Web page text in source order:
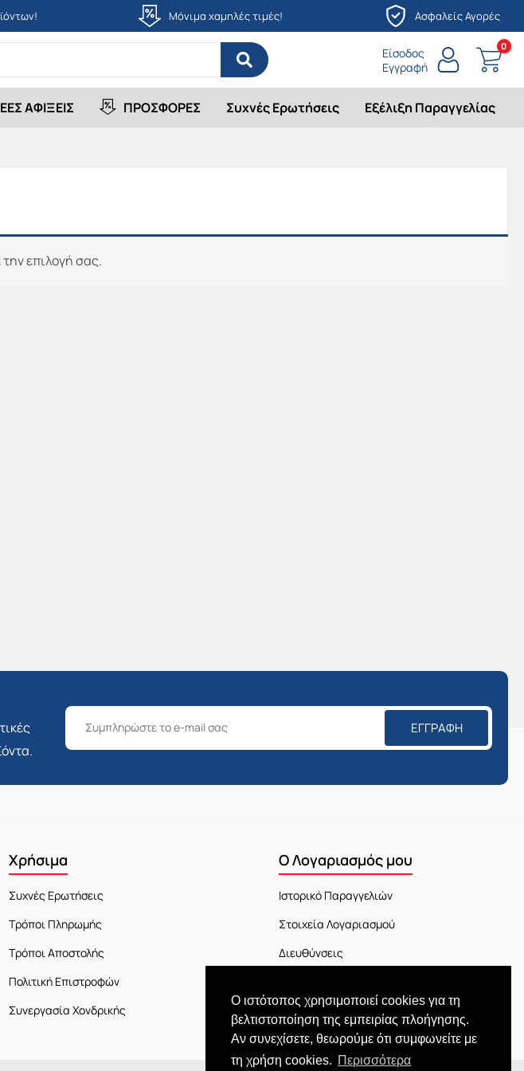
Ο ιστότοπος χρησιμοποιεί cookies για τη
βελτιστοποίηση της εμπειρίας πλοήγησης.
Αν συνεχίσετε, θεωρούμε ότι συμφωνείτε με
τη χρήση cookies. Περισσότερα
Μόνιμα χαμηλές τιμές! Ασφαλείς Αγορές
Είσοδος
Εγγραφή
ΑΦΙΞΕΙΣ ΠΡΟΣΦΟΡΕΣ Συχνές Ερωτήσεις Εξέλιξη Παραγγελίας
επιλογή σας.
ΕΓΓΡΑΦΉ
Χρήσιμα
Συχνές Ερωτήσεις
Τρόποι Πληρωμής
Τρόποι Αποστολής
Πολιτική Επιστροφών
Συνεργασία Χονδρικής
Ο Λογαριασμός μου
Ιστορικό Παραγγελιών
Στοιχεία Λογαριασμού
Διευθύνσεις
Εξέλιξη Παραγγελίας